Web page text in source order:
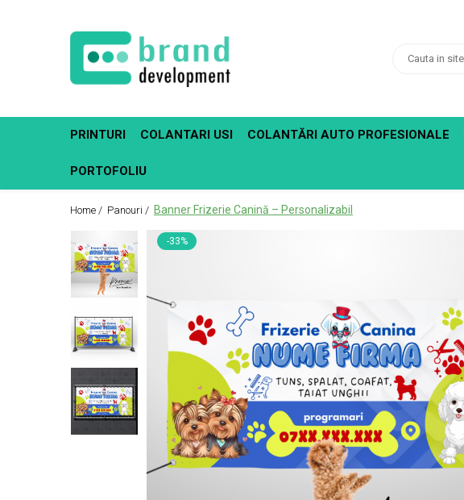
Decor Interior
Fototapet Personalizat
Tablouri CanvasPRINTURI COLANTARI USI COLANTĂRI AUTO PROFESIONALE
PORTOFOLIU
Home / Panouri / Banner Frizerie Canină – Personalizabil
-33%